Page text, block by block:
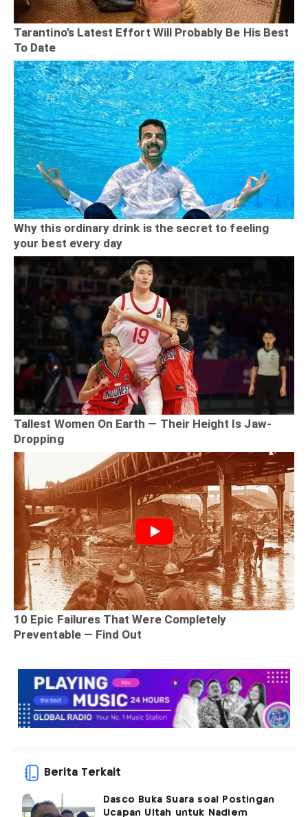
Berita Terkait
Dasco Buka Suara soal Postingan
Ucapan Ultah untuk Nadiem